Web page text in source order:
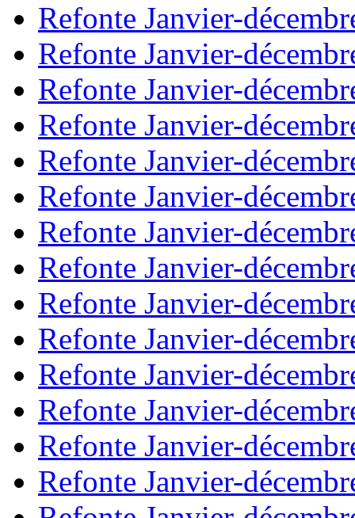
Refonte Janvier-
Refonte Janvier-
Refonte Janvier-
Refonte Janvier-
Refonte Janvier-
Refonte Janvier-
Refonte Janvier-
Refonte Janvier-
Refonte Janvier-
Refonte Janvier-
Refonte Janvier-
Refonte Janvier-
Refonte Janvier-
Refonte Janvier-